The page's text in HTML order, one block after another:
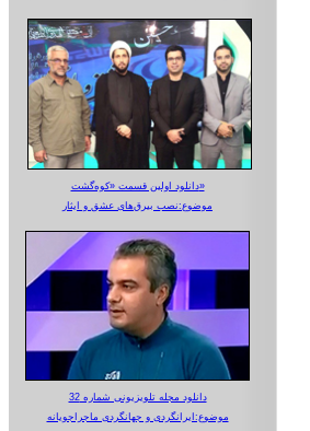
دانلود اولین قسمت «کوه‌گشت»
موضوع:نصب بیرق‌های عشق و ایثار
دانلود مجله تلویزیونی شماره 32
موضوع:ایرانگردی و جهانگردی ماجراجویانه